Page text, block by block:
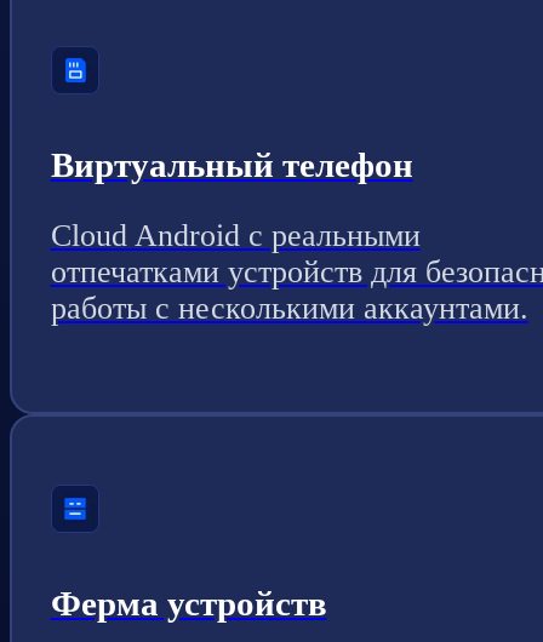
Виртуальный телефон
Cloud Android с реальными
отпечатками устройств для
работы с несколькими аккаунтами.
Ферма устройств